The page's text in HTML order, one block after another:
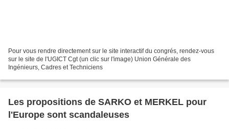
Pour vous rendre directement sur le site interactif du congrés, rendez-vous
sur le site de l'UGICT Cgt (un clic sur l'image) Union Générale des
Ingénieurs, Cadres et Techniciens
Les propositions de SARKO et MERKEL pour
l'Europe sont scandaleuses